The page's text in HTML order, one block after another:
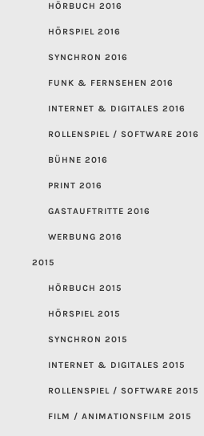
HÖRBUCH 2016
HÖRSPIEL 2016
SYNCHRON 2016
FUNK & FERNSEHEN 2016
INTERNET & DIGITALES 2016
ROLLENSPIEL / SOFTWARE 2016
BÜHNE 2016
PRINT 2016
GASTAUFTRITTE 2016
WERBUNG 2016
2015
HÖRBUCH 2015
HÖRSPIEL 2015
SYNCHRON 2015
INTERNET & DIGITALES 2015
ROLLENSPIEL / SOFTWARE 2015
FILM / ANIMATIONSFILM 2015